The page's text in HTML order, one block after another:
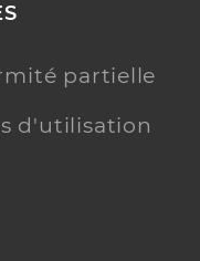
partielle
d'utilisation